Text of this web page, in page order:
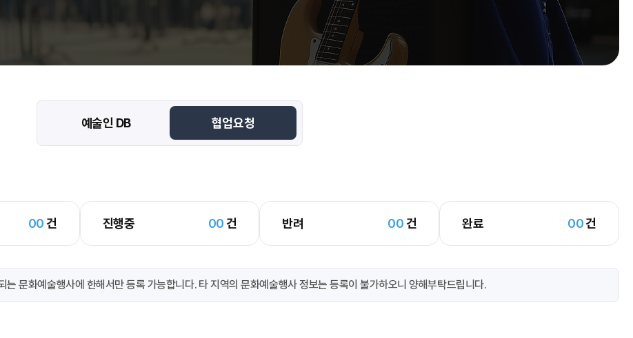
예술인 DB 협업요청
00건 진행중 00건 반려 00건 완료 00건
는 문화예술행사에 한해서만 등록 가능합니다. 타 지역의 문화예술행사 정보는 등록이 불가하오니 양해부탁드립니다.